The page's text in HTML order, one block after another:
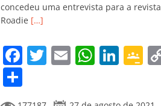
concedeu uma entrevista para a revista
Roadie […]
F T
itt
E W Li G
o